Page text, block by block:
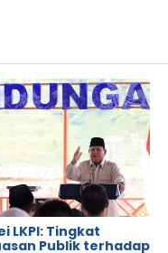
LKPI: Tingkat
Publik terhadap